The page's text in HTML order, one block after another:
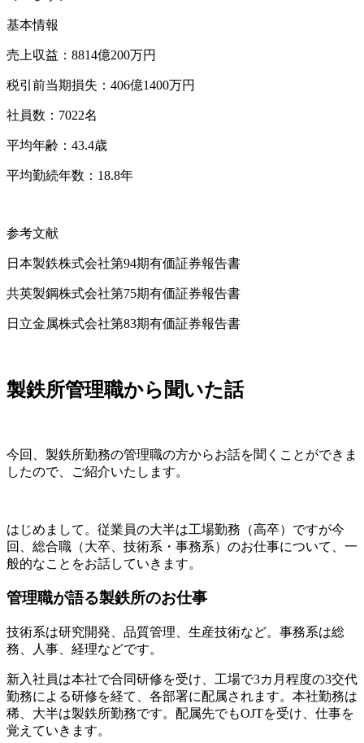
基本情報
売上収益：8814億200万円
税引前当期損失：406億1400万円
社員数：7022名
平均年齢：43.4歳
平均勤続年数：18.8年
参考文献
日本製鉄株式会社第94期有価証券報告書
共英製鋼株式会社第75期有価証券報告書
日立金属株式会社第83期有価証券報告書
製鉄所管理職から聞いた話
今回、製鉄所勤務の管理職の方からお話を聞くことができま
したので、ご紹介いたします。
はじめまして。従業員の大半は工場勤務（高卒）ですが今
回、総合職（大卒、技術系・事務系）のお仕事について、一
般的なことをお話していきます。
管理職が語る製鉄所のお仕事
技術系は研究開発、品質管理、生産技術など。 事務系は総
務、人事、経理などです。
新入社員は本社で合同研修を受け、工場で3カ月程度の3交代
勤務による研修を経て、各部署に配属されます。本社勤務は
稀、大半は製鉄所勤務です。配属先でもOJTを受け、仕事を
覚えていきます。